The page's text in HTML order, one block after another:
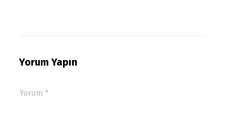
Yorum Yapın